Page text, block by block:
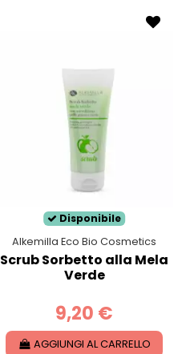
traspirazione cutaneae
Disponibile
Alkemilla Eco Bio Cosmetics
Scrub Sorbetto alla Mela
Verde
9,20 €
AGGIUNGI AL CARRELLO